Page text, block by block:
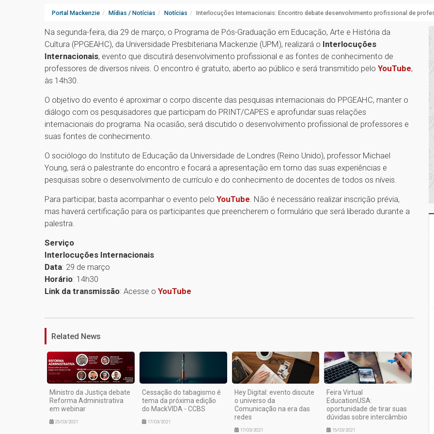
Portal Mackenzie Mídias / Notícias Notícias Interlocuções Internacionais: Encontro debate desenvolvimento profissional de
Na segunda-feira, dia 29 de março, o Programa de Pós-Graduação em Educação, Arte e História da
Cultura (PPGEAHC), da Universidade Presbiteriana Mackenzie (UPM), realizará o Interlocuções
Internacionais, evento que discutirá desenvolvimento profissional e as fontes de conhecimento de
professores de diversos níveis. O encontro é gratuito, aberto ao público e será transmitido pelo YouTube,
às 14h30.
O objetivo do evento é aproximar o corpo discente das pesquisas internacionais do PPGEAHC, manter o
diálogo com os pesquisadores que participam do PRINT/CAPES e aprofundar suas relações
internacionais do programa. Na ocasião, será discutido o desenvolvimento profissional de professores e
suas fontes de conhecimento.
O sociólogo do Instituto de Educação da Universidade de Londres (Reino Unido), professor Michael
Young, será o palestrante do encontro e focará a apresentação em torno das suas experiências e
pesquisas sobre o desenvolvimento de currículo e do conhecimento de docentes de todos os níveis.
Para participar, basta acompanhar o evento pelo YouTube. Não é necessário realizar inscrição prévia,
mas haverá certificação para os participantes que preencherem o formulário que será liberado durante a
palestra.
Serviço
Interlocuções Internacionais
Data: 29 de março
Horário: 14h30
Link da transmissão: Acesse o YouTube
Related News
Ministro da Justiça debate
Reforma Administrativa
em webinar
25/03/2021
Cessação do tabagismo é
tema da próxima edição
do MackVIDA - CCBS
17/03/2021
Hey Digital: evento discute
o universo da
Comunicação na era das
redes
17/03/2021
Feira Virtual
EducationUSA:
oportunidade de tirar suas
dúvidas sobre intercâmbio
15/03/2021